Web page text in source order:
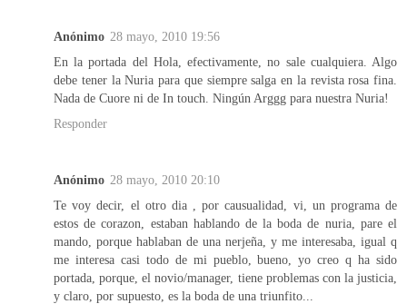
Anónimo 28 mayo, 2010 19:56
En la portada del Hola, efectivamente, no sale cualquiera. Algo
debe tener la Nuria para que siempre salga en la revista rosa fina.
Nada de Cuore ni de In touch. Ningún Arggg para nuestra Nuria!
Responder
Anónimo 28 mayo, 2010 20:10
Te voy decir, el otro dia , por causualidad, vi, un programa de
estos de corazon, estaban hablando de la boda de nuria, pare el
mando, porque hablaban de una nerjeña, y me interesaba, igual q
me interesa casi todo de mi pueblo, bueno, yo creo q ha sido
portada, porque, el novio/manager, tiene problemas con la justicia,
y claro, por supuesto, es la boda de una triunfito...